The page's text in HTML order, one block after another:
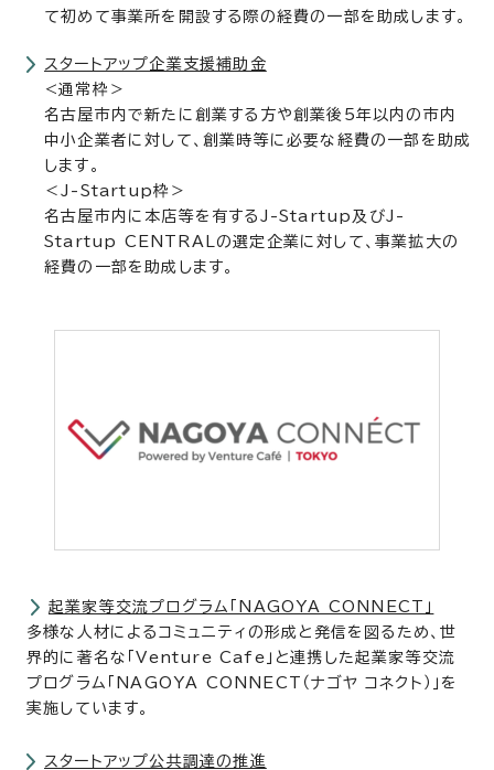
て初めて事業所を開設する際の経費の一部を助成します。
スタートアップ企業支援補助金
<通常枠＞
名古屋市内で新たに創業する方や創業後5年以内の市内
中小企業者に対して、創業時等に必要な経費の一部を助成
します。
＜J-Startup枠＞
名古屋市内に本店等を有するJ-Startup及びJ-
Startup CENTRALの選定企業に対して、事業拡大の
経費の一部を助成します。
起業家等交流プログラム「NAGOYA CONNECT」
多様な人材によるコミュニティの形成と発信を図るため、世
界的に著名な「Venture Cafe」と連携した起業家等交流
プログラム「NAGOYA CONNECT（ナゴヤ コネクト）」を
実施しています。
スタートアップ公共調達の推進